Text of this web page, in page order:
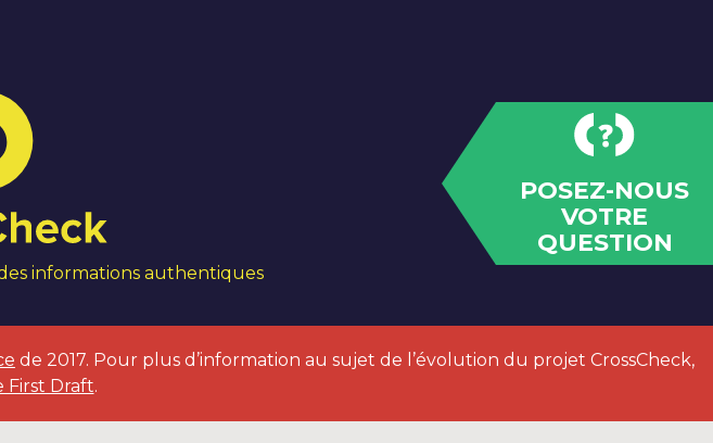
informations authentiques
POSEZ-NOUS
VOTRE
QUESTION
de 2017. Pour plus d’information au sujet de l’évolution du projet CrossCheck,
First Draft.